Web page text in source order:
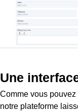
Une
Comme vous
notre plateforme